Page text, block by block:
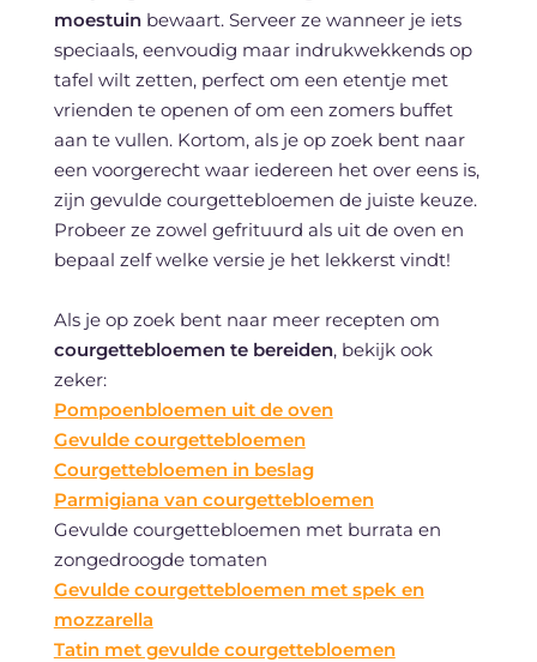
moestuinbewaart. Serveer ze wanneer je iets
speciaals, eenvoudig maar indrukwekkends op
tafel wilt zetten, perfect om een etentje met
vrienden te openen of om een zomers buffet
aan te vullen. Kortom, als je op zoek bent naar
een voorgerecht waar iedereen het over eens is,
zijn gevulde courgettebloemen de juiste keuze.
Probeer ze zowel gefrituurd als uit de oven en
bepaal zelf welke versie je het lekkerst vindt!
Als je op zoek bent naar meer recepten om
courgettebloemen te bereiden, bekijk ook
zeker:
Pompoenbloemen uit de oven
Gevulde courgettebloemen
Courgettebloemen in beslag
Parmigiana van courgettebloemen
Gevulde courgettebloemen met burrata en
zongedroogde tomaten
Gevulde courgettebloemen met spek en
mozzarella
Tatin met gevulde courgettebloemen